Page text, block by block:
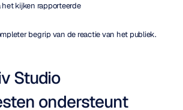
kijken rapporteerde
begrip van de reactie van het publiek.
Studio
ondersteunt